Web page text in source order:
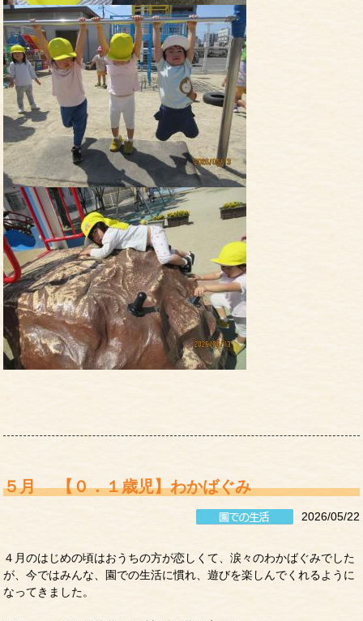
５月 【０．１歳児】わかばぐみ
2026/05/22
４月のはじめの頃はおうちの方が恋しくて、涙々のわかばぐみでした
が、今ではみんな、園での生活に慣れ、遊びを楽しんでくれるように
なってきました。